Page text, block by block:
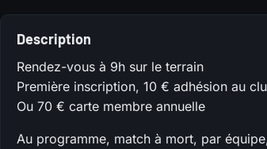
Description
Rendez-vous à 9h sur le terrain
Première inscription, 10 € adhésion au
Ou 70 € carte membre annuelle
Au programme, match à mort, par